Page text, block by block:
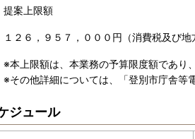
提案上限額
６，９５７，０００円 （消費税及び
上限額は、本業務の予算限度額であり、
の他詳細については、「登別市庁舎等電
ジュール